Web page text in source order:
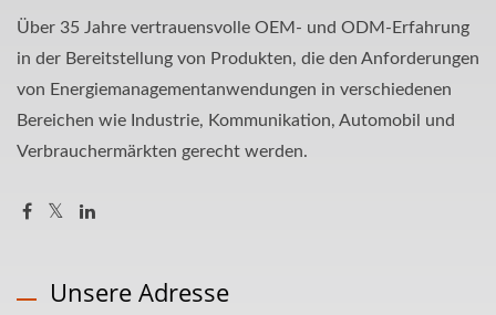
Über 35 Jahre vertrauensvolle OEM- und ODM-Erfahrung
in der Bereitstellung von Produkten, die den Anforderungen
von Energiemanagementanwendungen in verschiedenen
Bereichen wie Industrie, Kommunikation, Automobil und
Verbrauchermärkten gerecht werden.
Unsere Adresse